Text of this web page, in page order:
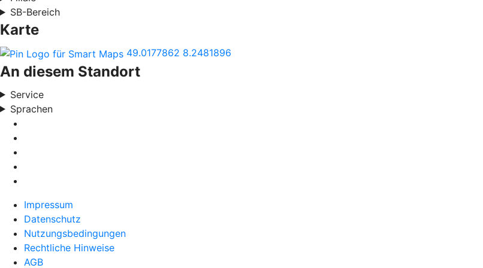
SB-Bereich
Karte
49.0177862 8.2481896
An diesem Standort
Service
Sprachen
Impressum
Datenschutz
Nutzungsbedingungen
Rechtliche Hinweise
AGB